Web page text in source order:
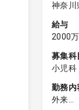
神奈川
給与
2000
募集科
小児科
勤務内
外来